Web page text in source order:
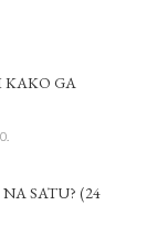
KAKO GA
SATU? (24